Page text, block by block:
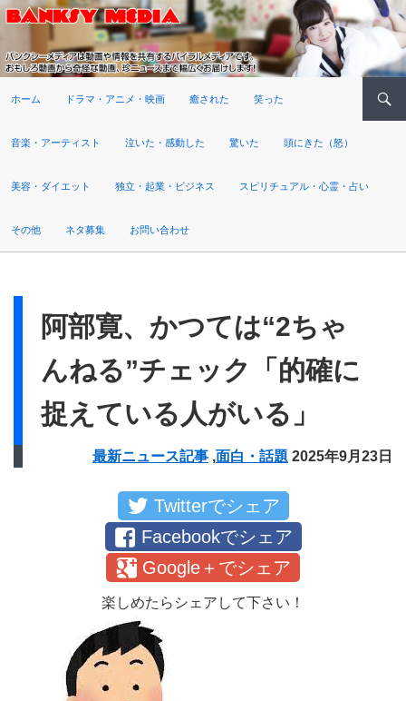
ホーム ドラマ・アニメ・映画 癒された 笑った
音楽・アーティスト 泣いた・感動した 驚いた 頭にきた（怒）
美容・ダイエット 独立・起業・ビジネス スピリチュアル・心霊・占い
その他 ネタ募集 お問い合わせ
阿部寛、かつては“2ちゃ
んねる”チェック「的確に
捉えている人がいる」
最新ニュース記事 ,面白・話題 2025年9月23日
Twitterでシェア
Facebookでシェア
Google＋でシェア
楽しめたらシェアして下さい！